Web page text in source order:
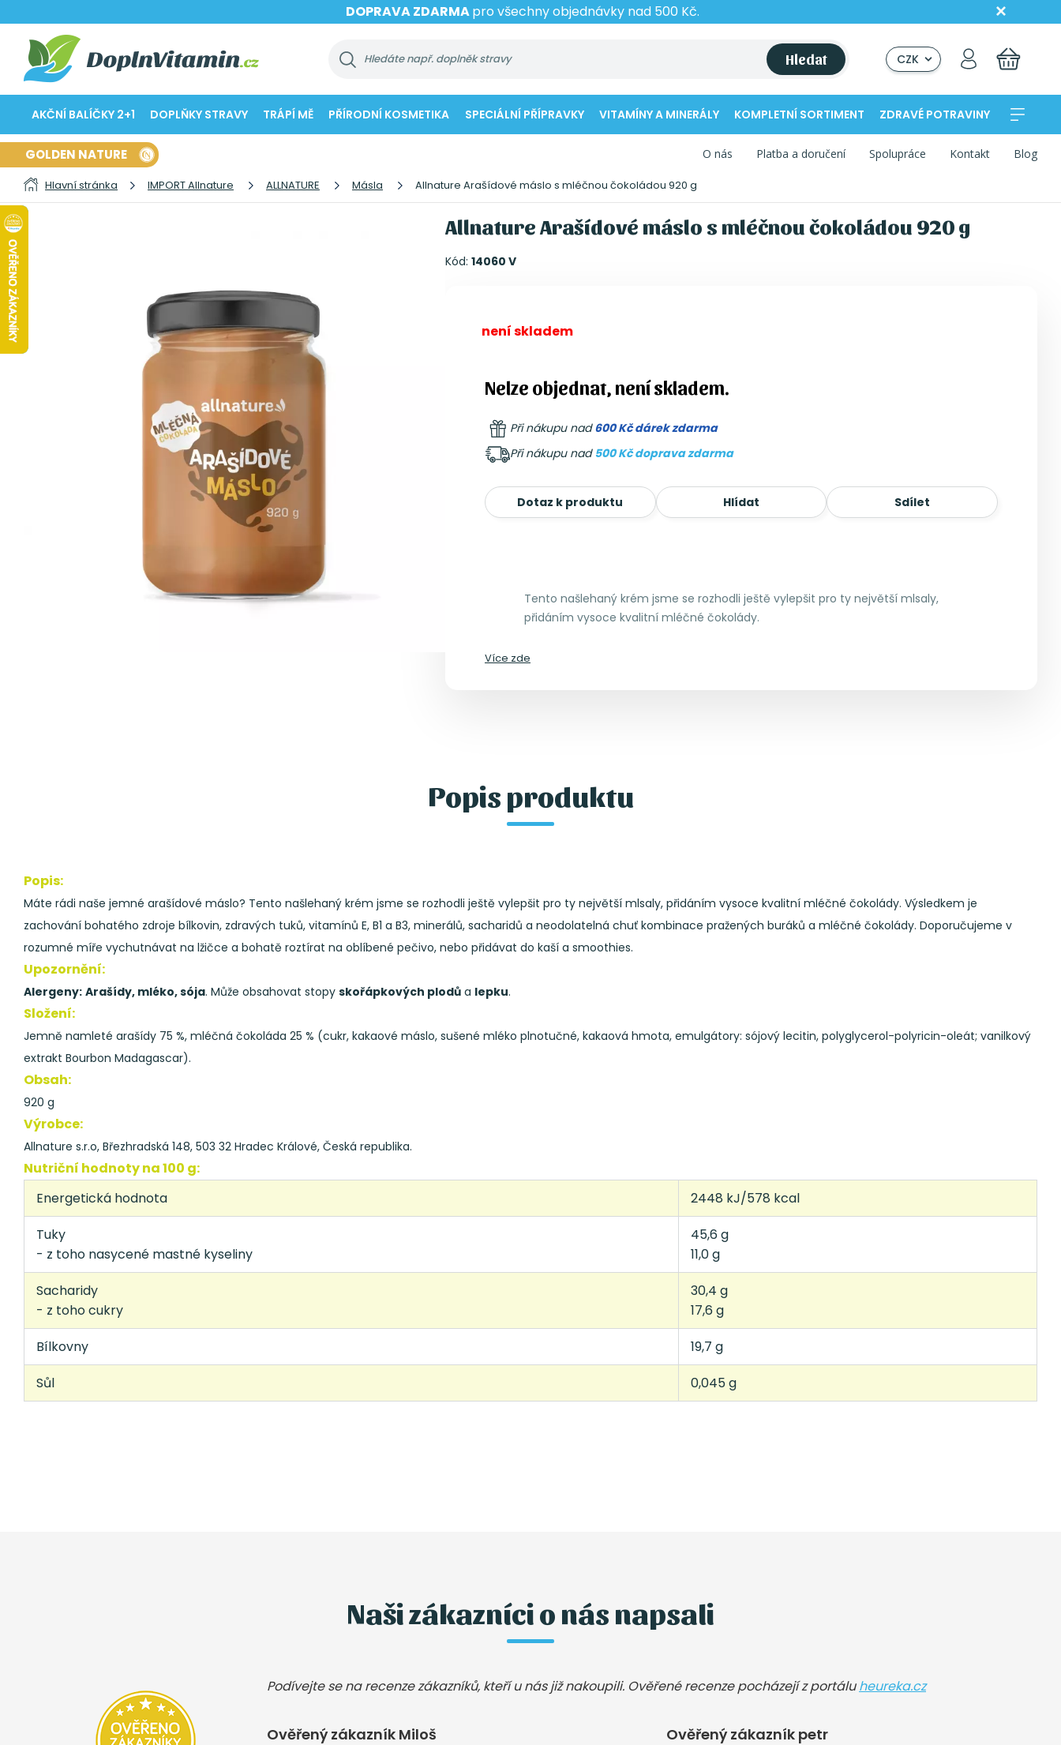
DOPRAVA ZDARMApro všechny objednávky nad 500 Kč.
Hledat CZK
AKČNÍ BALÍČKY 2+1 DOPLŇKY STRAVY TRÁPÍ MĚ PŘÍRODNÍ KOSMETIKA SPECIÁLNÍ PŘÍPRAVKY VITAMÍNY A MINERÁLY KOMPLETNÍ SORTIMENT ZDRAVÉ POTRAVINY
GOLDEN NATURE O nás Platba a doručení Spolupráce Kontakt Blog
Hlavní stránka IMPORT Allnature ALLNATURE Másla Allnature Arašídové máslo s mléčnou čokoládou 920 g
Allnature Arašídové máslo s mléčnou čokoládou 920 g
Kód: 14060 V
není skladem
Nelze objednat, není skladem.
Při nákupu nad600 Kč dárek zdarma
Při nákupu nad 500 Kč doprava zdarma
Dotaz k produktu Hlídat Sdílet
Tento našlehaný krém jsme se rozhodli ještě vylepšit pro ty největší mlsaly,
přidáním vysoce kvalitní mléčné čokolády.
Více zde
Popis produktu
Popis:
Máte rádi naše jemné arašídové máslo? Tento našlehaný krém jsme se rozhodli ještě vylepšit pro ty největší mlsaly, přidáním vysoce kvalitní mléčné čokolády. Výsledkem je
zachování bohatého zdroje bílkovin, zdravých tuků, vitamínů E, B1 a B3, minerálů, sacharidů a neodolatelná chuť kombinace pražených buráků a mléčné čokolády. Doporučujeme v
rozumné míře vychutnávat na lžičce a bohatě roztírat na oblíbené pečivo, nebo přidávat do kaší a smoothies.
Upozornění:
Alergeny: Arašídy, mléko, sója. Může obsahovat stopy skořápkových plodů a lepku.
Složení:
Jemně namleté arašídy 75 %, mléčná čokoláda 25 % (cukr, kakaové máslo, sušené mléko plnotučné, kakaová hmota, emulgátory: sójový lecitin, polyglycerol-polyricin-oleát; vanilkový
extrakt Bourbon Madagascar).
Obsah:
920 g
Výrobce:
Allnature s.r.o, Březhradská 148, 503 32 Hradec Králové, Česká republika.
Nutriční hodnoty na 100 g:
Energetická hodnota
2448 kJ/578 kcal
Tuky
- z toho nasycené mastné kyseliny
45,6 g
11,0 g
Sacharidy
- z toho cukry
30,4 g
17,6 g
Bílkovny
19,7 g
Sůl
0,045 g
Naši zákazníci o nás napsali
Podívejte se na recenze zákazníků, kteří u nás již nakoupili. Ověřené recenze pocházejí z portáluheureka.cz
Ověřený zákazník Miloš Ověřený zákazník petr